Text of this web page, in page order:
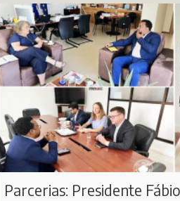
Parcerias: Presidente